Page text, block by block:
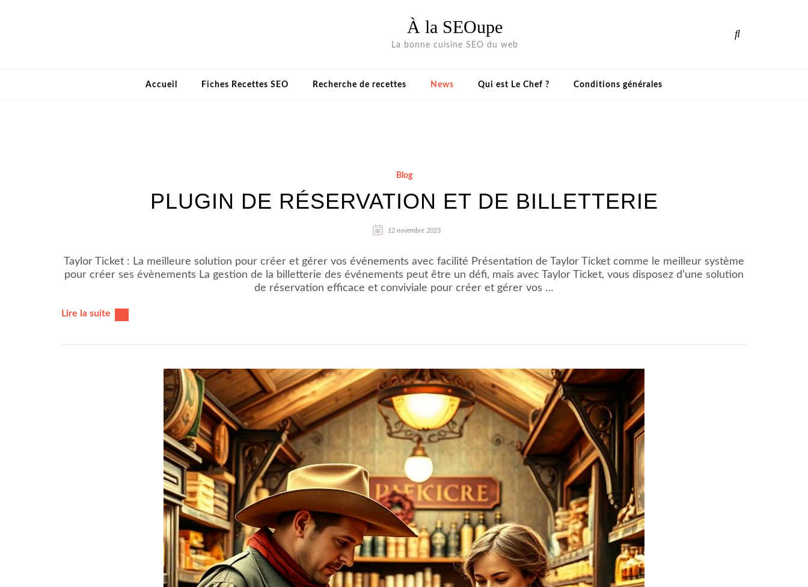
À la SEOupe
La bonne cuisine SEO du web
Accueil Fiches Recettes SEO Recherche de recettes News Qui est Le Chef ? Conditions générales
Blog
PLUGIN DE RÉSERVATION ET DE BILLETTERIE
12 novembre 2023
Taylor Ticket : La meilleure solution pour créer et gérer vos événements avec facilité Présentation de Taylor Ticket comme le meilleur système
pour créer ses évènements La gestion de la billetterie des événements peut être un défi, mais avec Taylor Ticket, vous disposez d’une solution
de réservation efficace et conviviale pour créer et gérer vos …
Lire la suite